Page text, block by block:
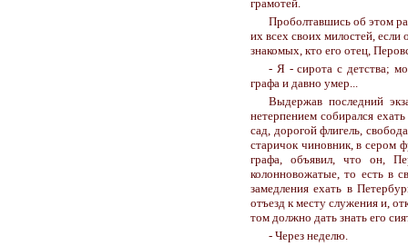
грамотей.
Проболтавшись об этом
их всех своих милостей,
знакомых, кто его отец,
- Я - сирота с детства;
графа и давно умер...
Выдержав последний
нетерпением собирался
сад, дорогой флигель,
старичок чиновник, в сером
графа, объявил, что он,
колонновожатые, то есть в
замедления ехать в
отъезд к месту служения и,
том должно дать знать его
- Через неделю.